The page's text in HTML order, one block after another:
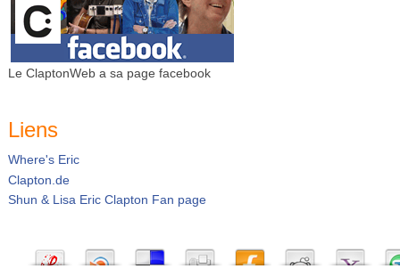
Le ClaptonWeb a sa page facebook
Liens
Where's Eric
Clapton.de
Shun & Lisa Eric Clapton Fan page